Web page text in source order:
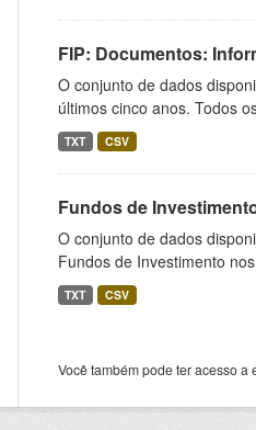
FIP: Documentos:
O conjunto de dados
últimos cinco anos. Todos
TXT CSV
Fundos de
O conjunto de dados
Fundos de Investimento
TXT CSV
Você também pode ter acesso a